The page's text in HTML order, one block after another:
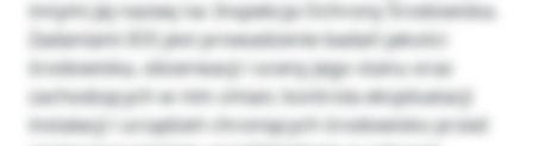
innymi jej nazwę na: Inspekcja Ochrony Środowiska.
Zadaniami IOS jest prowadzenie badań jakości
środowiska, obserwacji i oceny jego stanu oraz
zachodzących w nim zmian; kontrola eksploatacji
instalacji i urządzeń chroniących środowisko przed